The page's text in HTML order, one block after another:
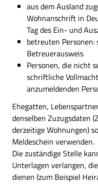
aus dem Ausland
Wohnanschrift in
Tag des Ein- und
betreuten
Betreuerausweis
Personen, die nicht
schriftliche
anzumeldenden
Ehegatten,
denselben Zuzugsdaten
derzeitige Wohnungen)
Meldeschein verwenden.
Die zuständige Stelle
Unterlagen verlangen,
dienen (zum Beispiel